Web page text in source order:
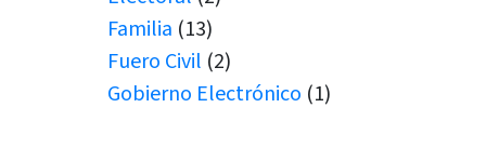
Familia (13)
Fuero Civil (2)
Gobierno Electrónico (1)